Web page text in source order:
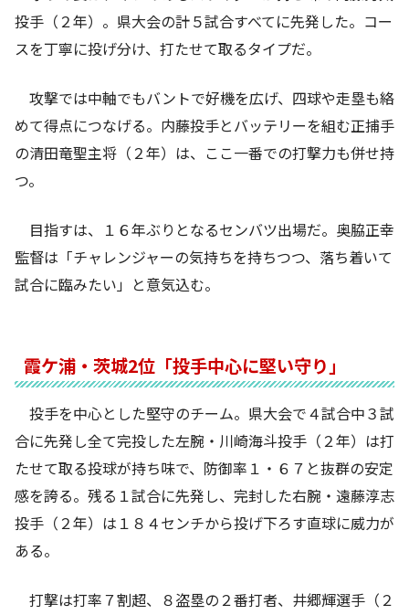
投手（２年）。県大会の計５試合すべてに先発した。コー
スを丁寧に投げ分け、打たせて取るタイプだ。
攻撃では中軸でもバントで好機を広げ、四球や走塁も絡
めて得点につなげる。内藤投手とバッテリーを組む正捕手
の清田竜聖主将（２年）は、ここ一番での打撃力も併せ持
つ。
目指すは、１６年ぶりとなるセンバツ出場だ。奥脇正幸
監督は「チャレンジャーの気持ちを持ちつつ、落ち着いて
試合に臨みたい」と意気込む。
霞ケ浦・茨城2位「投手中心に堅い守り」
投手を中心とした堅守のチーム。県大会で４試合中３試
合に先発し全て完投した左腕・川崎海斗投手（２年）は打
たせて取る投球が持ち味で、防御率１・６７と抜群の安定
感を誇る。残る１試合に先発し、完封した右腕・遠藤淳志
投手（２年）は１８４センチから投げ下ろす直球に威力が
ある。
打撃は打率７割超、８盗塁の２番打者、井郷輝選手（２